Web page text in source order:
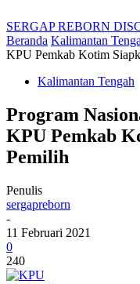
SERGAP REBORN
Beranda Kalimantan
KPU Pemkab Kotim
Kalimantan Tengah
Program
KPU Pemkab
Pemilih
Penulis
sergapreborn
-
11 Februari 2021
0
240